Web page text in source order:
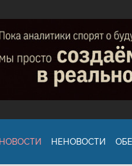
НОВОСТИ НЕНОВОСТИ